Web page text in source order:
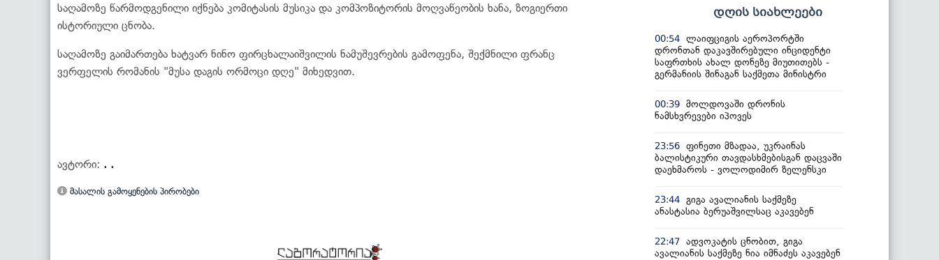
საღამოზე წარმოდგენილი იქნება კომიტასის მუსიკა და კომპოზიტორის მოღვაწეობის ხანა, ზოგიერთი
ისტორიული ცნობა.
საღამოზე გაიმართება ხატვარ ნინო ფირცხალაიშვილის ნამუშევრების გამოფენა, შექმნილი ფრანც
ვერფელის რომანის "მუსა დაგის ორმოცი დღე" მიხედვით.
ავტორი: . .
მასალის გამოყენების პირობები
დღის სიახლეები
00:54 ლაიფციგის აეროპორტში
დრონთან დაკავშირებული ინციდენტი
საფრთხის ახალ დონეზე მიუთითებს -
გერმანიის შინაგან საქმეთა მინისტრი
00:39 მოლდოვაში დრონის
ნამსხვრევები იპოვეს
23:56 ფინეთი მზადაა, უკრაინას
ბალისტიკური თავდასხმებისგან დაცვაში
დაეხმაროს - ვოლოდიმირ ზელენსკი
23:44 გიგა ავალიანის საქმეზე
ანასტასია ბერუაშვილსაც აკავებენ
22:47 ადვოკატის ცნობით, გიგა
ავალიანის საქმეზე ნია იმნაძეს აკავებენ